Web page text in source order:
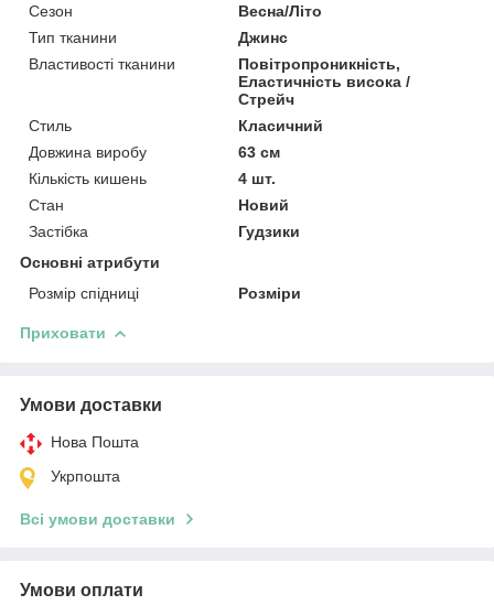
Сезон
Весна/Літо
Тип тканини
Джинс
Властивості тканини
Повітропроникність,
Еластичність висока /
Стрейч
Стиль
Класичний
Довжина виробу
63 см
Кількість кишень
4 шт.
Стан
Новий
Застібка
Гудзики
Основні атрибути
Розмір спідниці
Розміри
Приховати
Умови доставки
Нова Пошта
Укрпошта
Всі умови доставки
Умови оплати